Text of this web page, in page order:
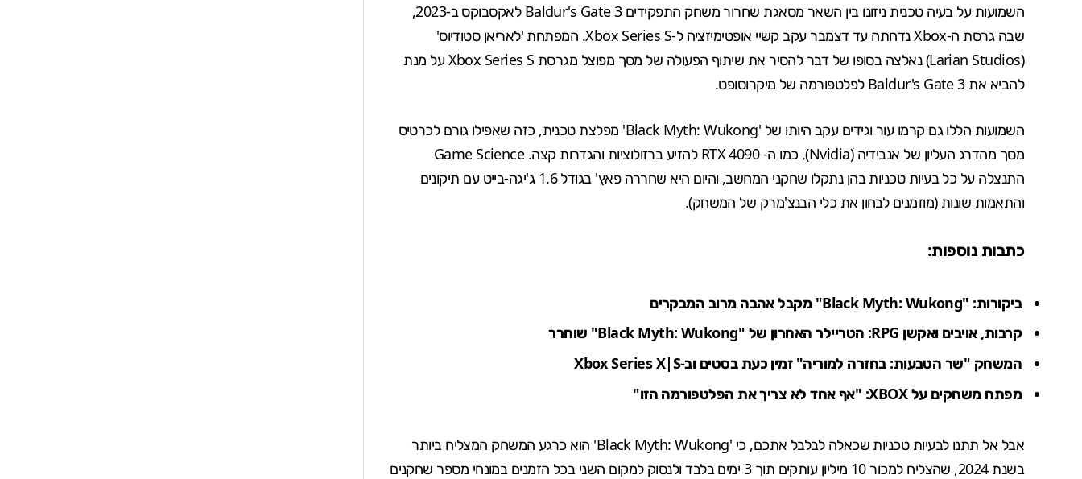
השמועות על בעיה טכנית ניזונו בין השאר מסאגת שחרור משחק התפקידיםBaldur's Gate 3
לאקסבוקס ב-2023,
שבה גרסת ה-Xbox נדחתה עד דצמבר עקב קשיי אופטימיזציה ל-Xbox Series S. המפתחת 'לאריאן סטודיוס'
(
Larian Studios
) נאלצה בסופו של דבר להסיר את שיתוף הפעולה של מסך מפוצל מגרסת Xbox Series S על מנת
להביא את Baldur's Gate 3 לפלטפורמה של מיקרוסופט.
השמועות הללו גם קרמו עור וגידים עקב היותו של 'Black Myth: Wukong' מפלצת טכנית, כזה שאפילו גורם לכרטיס
מסך מהדרג העליון של אנבידיה ׁ(Nvidia), כמו ה-RTX 4090
להזיע ברזולוציות והגדרות קצה. Game Science
התנצלה על כל בעיות טכניות בהן נתקלו שחקני המחשב, והיום היא שחררה פאץ' בגודל 1.6 ג'יגה-בייט עם תיקונים
והתאמות שונות (מוזמנים לבחון את כלי הבנצ'מרק של המשחק).
כתבות נוספות:
ביקורות: "Black Myth: Wukong" מקבל אהבה מרוב המבקרים
קרבות, אויבים ואקשן RPG: הטריילר האחרון של "Black Myth: Wukong" שוחרר
המשחק "שר הטבעות: בחזרה למוריה" זמין כעת בסטים וב-Xbox Series X|S
מפתח משחקים על XBOX: "אף אחד לא צריך את הפלטפורמה הזו"
אבל אל תתנו לבעיות טכניות שכאלה לבלבל אתכם, כי 'Black Myth: Wukong' הוא כרגע המשחק המצליח ביותר
בשנת 2024, שהצליח למכור
10 מיליון עותקים תוך 3 ימים בלבד ולנסוק למקום השני בכל הזמנים במונחי מספר שחקנים